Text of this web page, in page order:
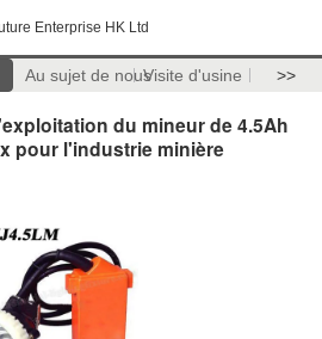
Enterprise HK Ltd
Au sujet de nousVisite d'usine >>
du mineur de 4.5Ah
pour l'industrie minière